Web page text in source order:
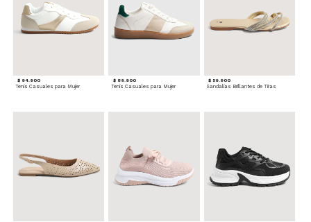
$ 94.900
Tenis Casuales para Mujer
$ 89.900
Tenis Casuales para Mujer
$ 59.900
Sandalias Brillantes de Tiras